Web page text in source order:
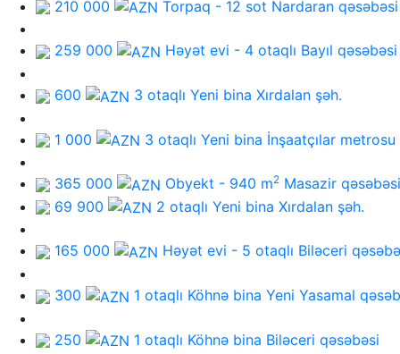
210 000
Torpaq - 12 sot Nardaran qəsəbəsi
259 000 Həyət evi - 4 otaqlı Bayıl qəsəbəsi
600 3 otaqlı Yeni bina Xırdalan şəh.
1 000 3 otaqlı Yeni bina İnşaatçılar metrosu
365 000 Obyekt - 940 m2 Masazir qəsəbəsi
69 900
2 otaqlı Yeni bina Xırdalan şəh.
165 000 Həyət evi - 5 otaqlı Biləceri
300 1 otaqlı Köhnə bina Yeni Yasamal
250 1 otaqlı Köhnə bina Biləceri qəsəbəsi